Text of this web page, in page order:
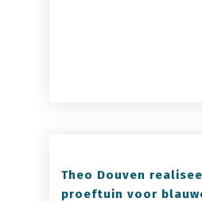
Theo Douven
proeftuin voor